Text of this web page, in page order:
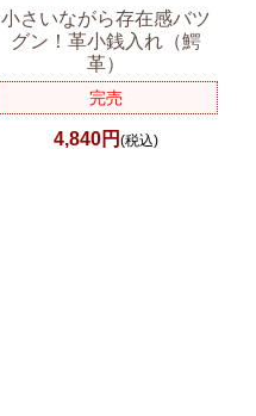
小さいながら存在感バツ
グン！革小銭入れ（鰐
革）
完売
4,840円 (税込)